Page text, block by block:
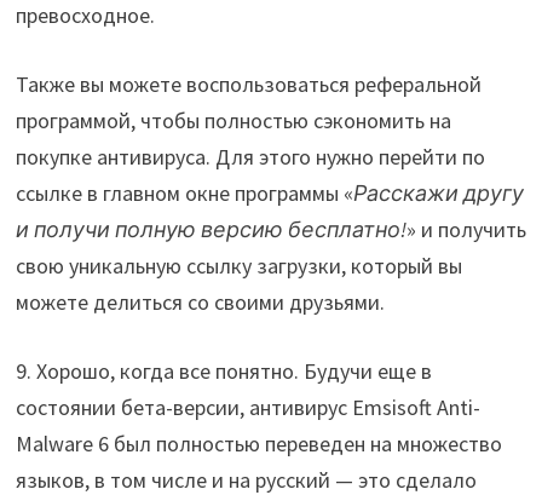
превосходное.
Также вы можете воспользоваться реферальной
программой, чтобы полностью сэкономить на
покупке антивируса. Для этого нужно перейти по
ссылке в главном окне программы «Расскажи другу
и получи полную версию бесплатно!» и получить
свою уникальную ссылку загрузки, который вы
можете делиться со своими друзьями.
9. Хорошо, когда все понятно. Будучи еще в
состоянии бета-версии, антивирус Emsisoft Anti-
Malware 6 был полностью переведен на множество
языков, в том числе и на русский — это сделало